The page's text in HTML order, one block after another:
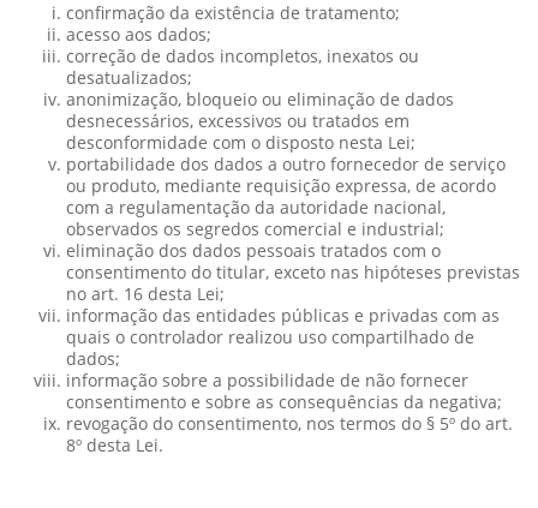
confirmação da existência de tratamento;
acesso aos dados;
correção de dados incompletos, inexatos ou
desatualizados;
anonimização, bloqueio ou eliminação de dados
desnecessários, excessivos ou tratados em
desconformidade com o disposto nesta Lei;
portabilidade dos dados a outro fornecedor de serviço
ou produto, mediante requisição expressa, de acordo
com a regulamentação da autoridade nacional,
observados os segredos comercial e industrial;
eliminação dos dados pessoais tratados com o
consentimento do titular, exceto nas hipóteses previstas
no art. 16 desta Lei;
informação das entidades públicas e privadas com as
quais o controlador realizou uso compartilhado de
dados;
informação sobre a possibilidade de não fornecer
consentimento e sobre as consequências da negativa;
revogação do consentimento, nos termos do § 5º do art.
8º desta Lei.